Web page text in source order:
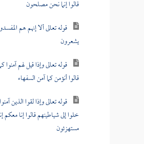
قالوا إنما نحن مصلحون
قوله تعالى ألا إنهم هم
يشعرون
قوله تعالى وإذا قيل لهم آمنوا
قالوا أنؤمن كما آمن السفهاء
قوله تعالى وإذا لقوا الذين
خلوا إلى شياطينهم قالوا إنا معكم
مستهزئون